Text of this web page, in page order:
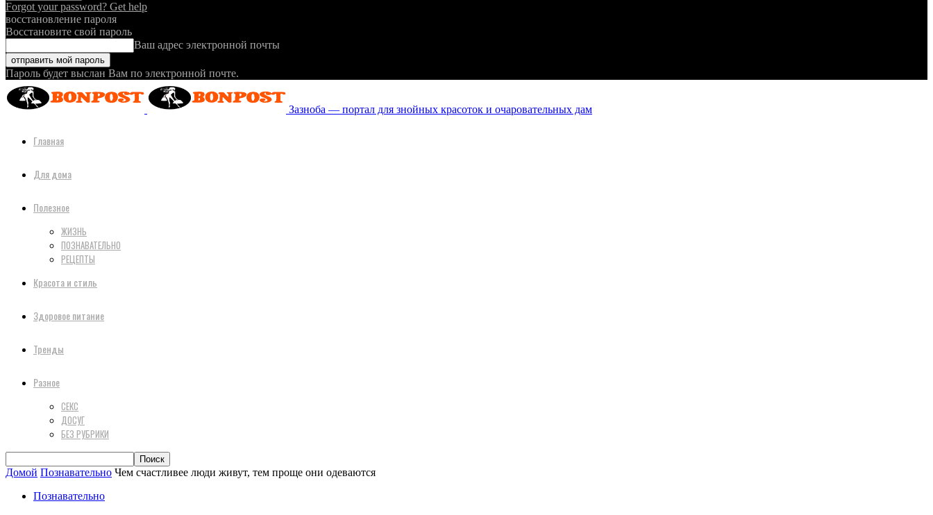
Forgot your password? Get help
восстановление пароля
Восстановите свой пароль
Ваш адрес электронной почты
Пароль будет выслан Вам по электронной почте.
Зазноба — портал для знойных красоток и очаровательных дам
Главная
Для дома
Полезное
ЖИЗНЬ
ПОЗНАВАТЕЛЬНО
РЕЦЕПТЫ
Красота и стиль
Здоровое питание
Тренды
Разное
СЕКС
ДОСУГ
БЕЗ РУБРИКИ
Домой Познавательно Чем счастливее люди живут, тем проще они одеваются
Познавательно